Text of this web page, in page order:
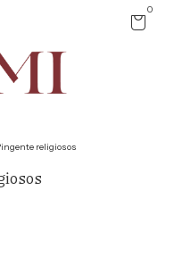
0
religiosos